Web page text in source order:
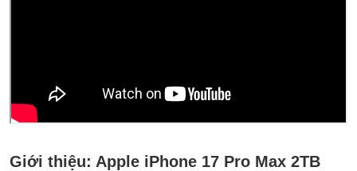
Giới thiệu: Apple iPhone 17 Pro Max 2TB